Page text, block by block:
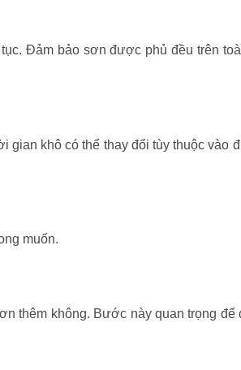
Đảm bảo sơn được phủ đều trên
khô có thể thay đổi tùy thuộc vào
muốn.
thêm không. Bước này quan trọng để